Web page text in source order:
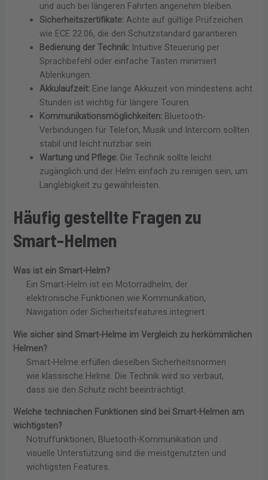
und auch bei längeren Fahrten angenehm bleiben.
Sicherheitszertifikate: Achte auf gültige Prüfzeichen
wie ECE 22.06, die den Schutzstandard garantieren.
Bedienung der Technik: Intuitive Steuerung per
Sprachbefehl oder einfache Tasten minimiert
Ablenkungen.
Akkulaufzeit: Eine lange Akkuzeit von mindestens acht
Stunden ist wichtig für längere Touren.
Kommunikationsmöglichkeiten: Bluetooth-
Verbindungen für Telefon, Musik und Intercom sollten
stabil und leicht nutzbar sein.
Wartung und Pflege: Die Technik sollte leicht
zugänglich und der Helm einfach zu reinigen sein, um
Langlebigkeit zu gewährleisten.
Häufig gestellte Fragen zu
Smart-Helmen
Was ist ein Smart-Helm?
Ein Smart-Helm ist ein Motorradhelm, der
elektronische Funktionen wie Kommunikation,
Navigation oder Sicherheitsfeatures integriert.
Wie sicher sind Smart-Helme im Vergleich zu herkömmlichen
Helmen?
Smart-Helme erfüllen dieselben Sicherheitsnormen
wie klassische Helme. Die Technik wird so verbaut,
dass sie den Schutz nicht beeinträchtigt.
Welche technischen Funktionen sind bei Smart-Helmen am
wichtigsten?
Notruffunktionen, Bluetooth-Kommunikation und
visuelle Unterstützung sind die meistgenutzten und
wichtigsten Features.